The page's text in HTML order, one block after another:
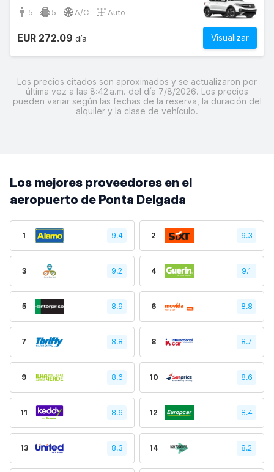
5 5 A/C Auto
Visualizar
EUR 272.09 día
Los precios citados son aproximados y se actualizaron por
última vez a las 8:42 a.m. del día 7/8/2026. Los precios
pueden variar según las fechas de la reserva, la duración del
alquiler y la clase de vehículo.
Los mejores proveedores en el
aeropuerto de Ponta Delgada
1 9.4 2 9.3
3 9.2 4 9.1
5 8.9 6 8.8
7 8.8 8 8.7
9 8.6 10 8.6
11 8.6 12 8.4
13 8.3 14 8.2